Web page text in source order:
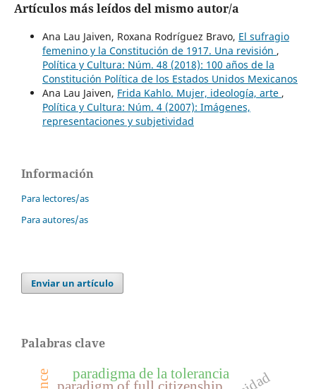
Artículos más leídos del mismo autor/a
Ana Lau Jaiven, Roxana Rodríguez Bravo, El sufragio
femenino y la Constitución de 1917. Una revisión ,
Política y Cultura: Núm. 48 (2018): 100 años de la
Constitución Política de los Estados Unidos Mexicanos
Ana Lau Jaiven, Frida Kahlo. Mujer, ideología, arte ,
Política y Cultura: Núm. 4 (2007): Imágenes,
representaciones y subjetividad
Información
Para lectores/as
Para autores/as
Enviar un artículo
Palabras clave
paradigma de la tolerancia